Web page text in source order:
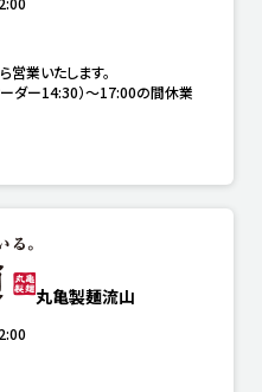
営業いたします。
ーダー14:30）～17:00の間休業
丸亀製麺流山